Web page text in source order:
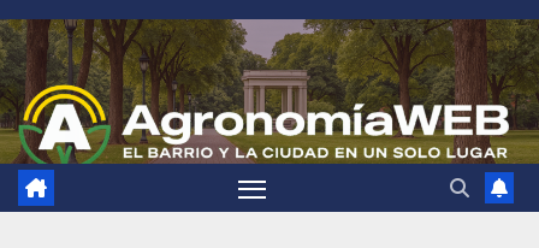
Saltar
al
contenido